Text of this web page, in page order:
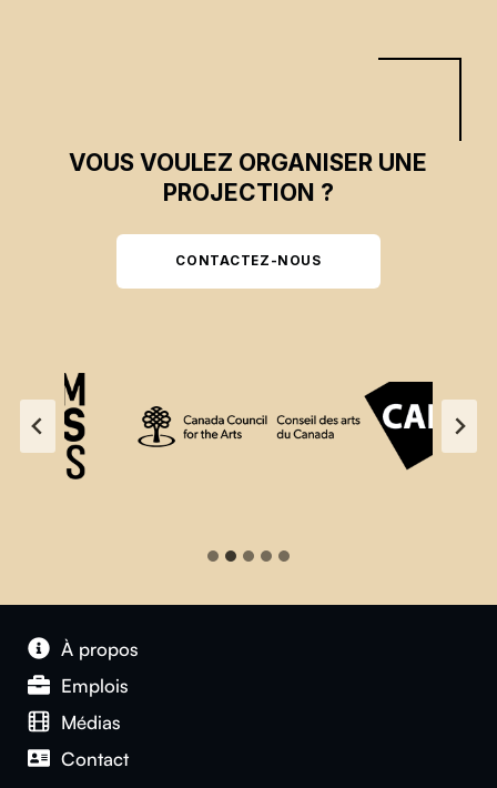
VOUS VOULEZ ORGANISER UNE
PROJECTION ?
CONTACTEZ-NOUS
À propos
Emplois
Médias
Contact